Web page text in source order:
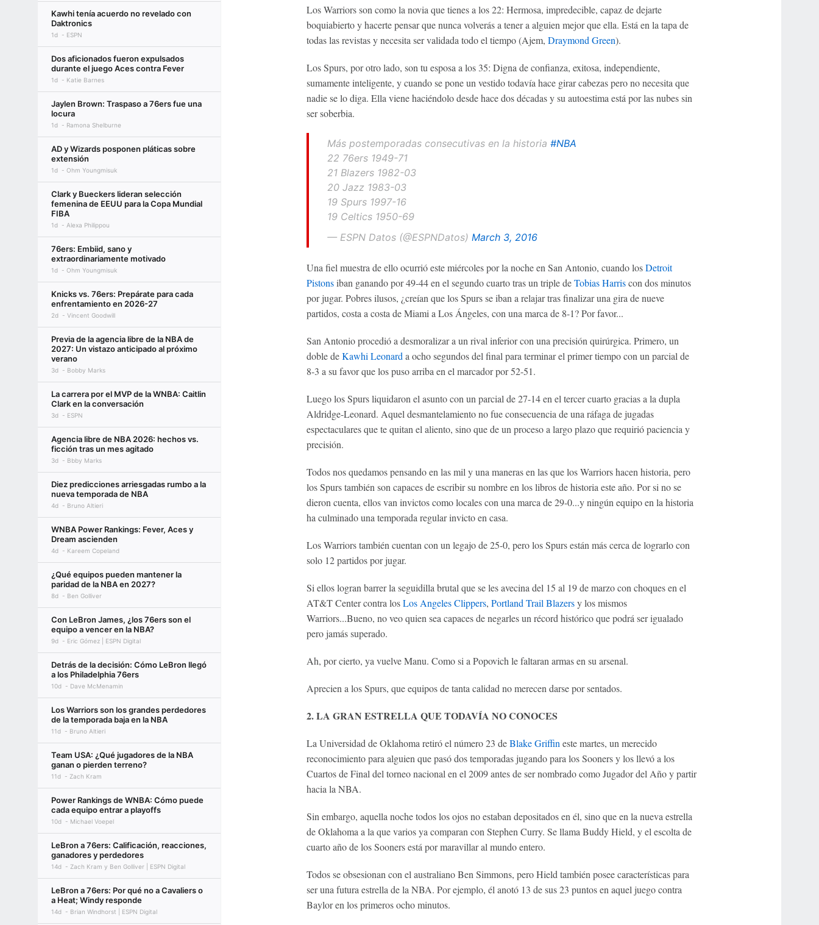
Kawhi tenía acuerdo no revelado con
Daktronics
1d ESPN
Dos aficionados fueron expulsados
durante el juego Aces contra Fever
1d Katie Barnes
Jaylen Brown: Traspaso a 76ers fue una
locura
1d Ramona Shelburne
AD y Wizards posponen pláticas sobre
extensión
1d Ohm Youngmisuk
Clark y Bueckers lideran selección
femenina de EEUU para la Copa Mundial
FIBA
1d Alexa Philippou
76ers: Embiid, sano y
extraordinariamente motivado
1d Ohm Youngmisuk
Knicks vs. 76ers: Prepárate para cada
enfrentamiento en 2026-27
2d Vincent Goodwill
Previa de la agencia libre de la NBA de
2027: Un vistazo anticipado al próximo
verano
3d Bobby Marks
La carrera por el MVP de la WNBA: Caitlin
Clark en la conversación
3d ESPN
Agencia libre de NBA 2026: hechos vs.
ficción tras un mes agitado
3d Bbby Marks
Diez predicciones arriesgadas rumbo a la
nueva temporada de NBA
4d Bruno Altieri
WNBA Power Rankings: Fever, Aces y
Dream ascienden
4d Kareem Copeland
¿Qué equipos pueden mantener la
paridad de la NBA en 2027?
8d Ben Golliver
Con LeBron James, ¿los 76ers son el
equipo a vencer en la NBA?
9d Eric Gómez | ESPN Digital
Detrás de la decisión: Cómo LeBron llegó
a los Philadelphia 76ers
10d Dave McMenamin
Los Warriors son los grandes perdedores
de la temporada baja en la NBA
11d Bruno Altieri
Team USA: ¿Qué jugadores de la NBA
ganan o pierden terreno?
11d Zach Kram
Power Rankings de WNBA: Cómo puede
cada equipo entrar a playoffs
10d Michael Voepel
LeBron a 76ers: Calificación, reacciones,
ganadores y perdedores
14d Zach Kram y Ben Golliver | ESPN Digital
LeBron a 76ers: Por qué no a Cavaliers o
a Heat; Windy responde
14d Brian Windhorst | ESPN Digital
Los Warriors son como la novia que tienes a los 22: Hermosa, impredecible, capaz de dejarte
boquiabierto y hacerte pensar que nunca volverás a tener a alguien mejor que ella. Está en la tapa de
todas las revistas y necesita ser validada todo el tiempo (Ajem, Draymond Green).
Los Spurs, por otro lado, son tu esposa a los 35: Digna de confianza, exitosa, independiente,
sumamente inteligente, y cuando se pone un vestido todavía hace girar cabezas pero no necesita que
nadie se lo diga. Ella viene haciéndolo desde hace dos décadas y su autoestima está por las nubes sin
ser soberbia.
Más postemporadas consecutivas en la historia #NBA
22 76ers 1949-71
21 Blazers 1982-03
20 Jazz 1983-03
19 Spurs 1997-16
19 Celtics 1950-69
— ESPN Datos (@ESPNDatos) March 3, 2016
Una fiel muestra de ello ocurrió este miércoles por la noche en San Antonio, cuando losDetroit
Pistonsiban ganando por 49-44 en el segundo cuarto tras un triple deTobias Harriscon dos minutos
por jugar. Pobres ilusos, ¿creían que los Spurs se iban a relajar tras finalizar una gira de nueve
partidos, costa a costa de Miami a Los Ángeles, con una marca de 8-1? Por favor...
San Antonio procedió a desmoralizar a un rival inferior con una precisión quirúrgica. Primero, un
doble deKawhi Leonard a ocho segundos del final para terminar el primer tiempo con un parcial de
8-3 a su favor que los puso arriba en el marcador por 52-51.
Luego los Spurs liquidaron el asunto con un parcial de 27-14 en el tercer cuarto gracias a la dupla
Aldridge-Leonard. Aquel desmantelamiento no fue consecuencia de una ráfaga de jugadas
espectaculares que te quitan el aliento, sino que de un proceso a largo plazo que requirió paciencia y
precisión.
Todos nos quedamos pensando en las mil y una maneras en las que los Warriors hacen historia, pero
los Spurs también son capaces de escribir su nombre en los libros de historia este año. Por si no se
dieron cuenta, ellos van invictos como locales con una marca de 29-0...y ningún equipo en la historia
ha culminado una temporada regular invicto en casa.
Los Warriors también cuentan con un legajo de 25-0, pero los Spurs están más cerca de lograrlo con
solo 12 partidos por jugar.
Si ellos logran barrer la seguidilla brutal que se les avecina del 15 al 19 de marzo con choques en el
AT&T Center contra losLos Angeles Clippers, Portland Trail Blazersy los mismos
Warriors...Bueno, no veo quien sea capaces de negarles un récord histórico que podrá ser igualado
pero jamás superado.
Ah, por cierto, ya vuelve Manu. Como si a Popovich le faltaran armas en su arsenal.
Aprecien a los Spurs, que equipos de tanta calidad no merecen darse por sentados.
2. LA GRAN ESTRELLA QUE TODAVÍA NO CONOCES
La Universidad de Oklahoma retiró el número 23 deBlake Griffin este martes, un merecido
reconocimiento para alguien que pasó dos temporadas jugando para los Sooners y los llevó a los
Cuartos de Final del torneo nacional en el 2009 antes de ser nombrado como Jugador del Año y partir
hacia la NBA.
Sin embargo, aquella noche todos los ojos no estaban depositados en él, sino que en la nueva estrella
de Oklahoma a la que varios ya comparan con Stephen Curry. Se llama Buddy Hield, y el escolta de
cuarto año de los Sooners está por maravillar al mundo entero.
Todos se obsesionan con el australiano Ben Simmons, pero Hield también posee características para
ser una futura estrella de la NBA. Por ejemplo, él anotó 13 de sus 23 puntos en aquel juego contra
Baylor en los primeros ocho minutos.